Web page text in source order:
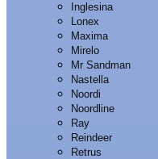
Inglesina
Lonex
Maxima
Mirelo
Mr Sandman
Nastella
Noordi
Noordline
Ray
Reindeer
Retrus